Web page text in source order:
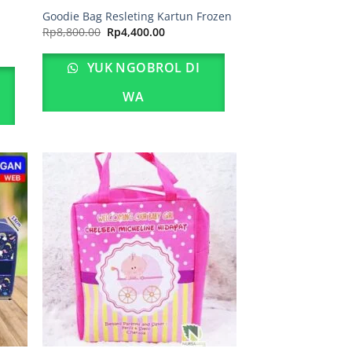
Goodie Bag Resleting Kartun Frozen
Rp8,800.00 Harga
aslinya
adalah:
Rp8,800.00.
Rp4,400.00Harga
ini
adalah:
Rp4,400.00.
YUK NGOBROL DI
WA